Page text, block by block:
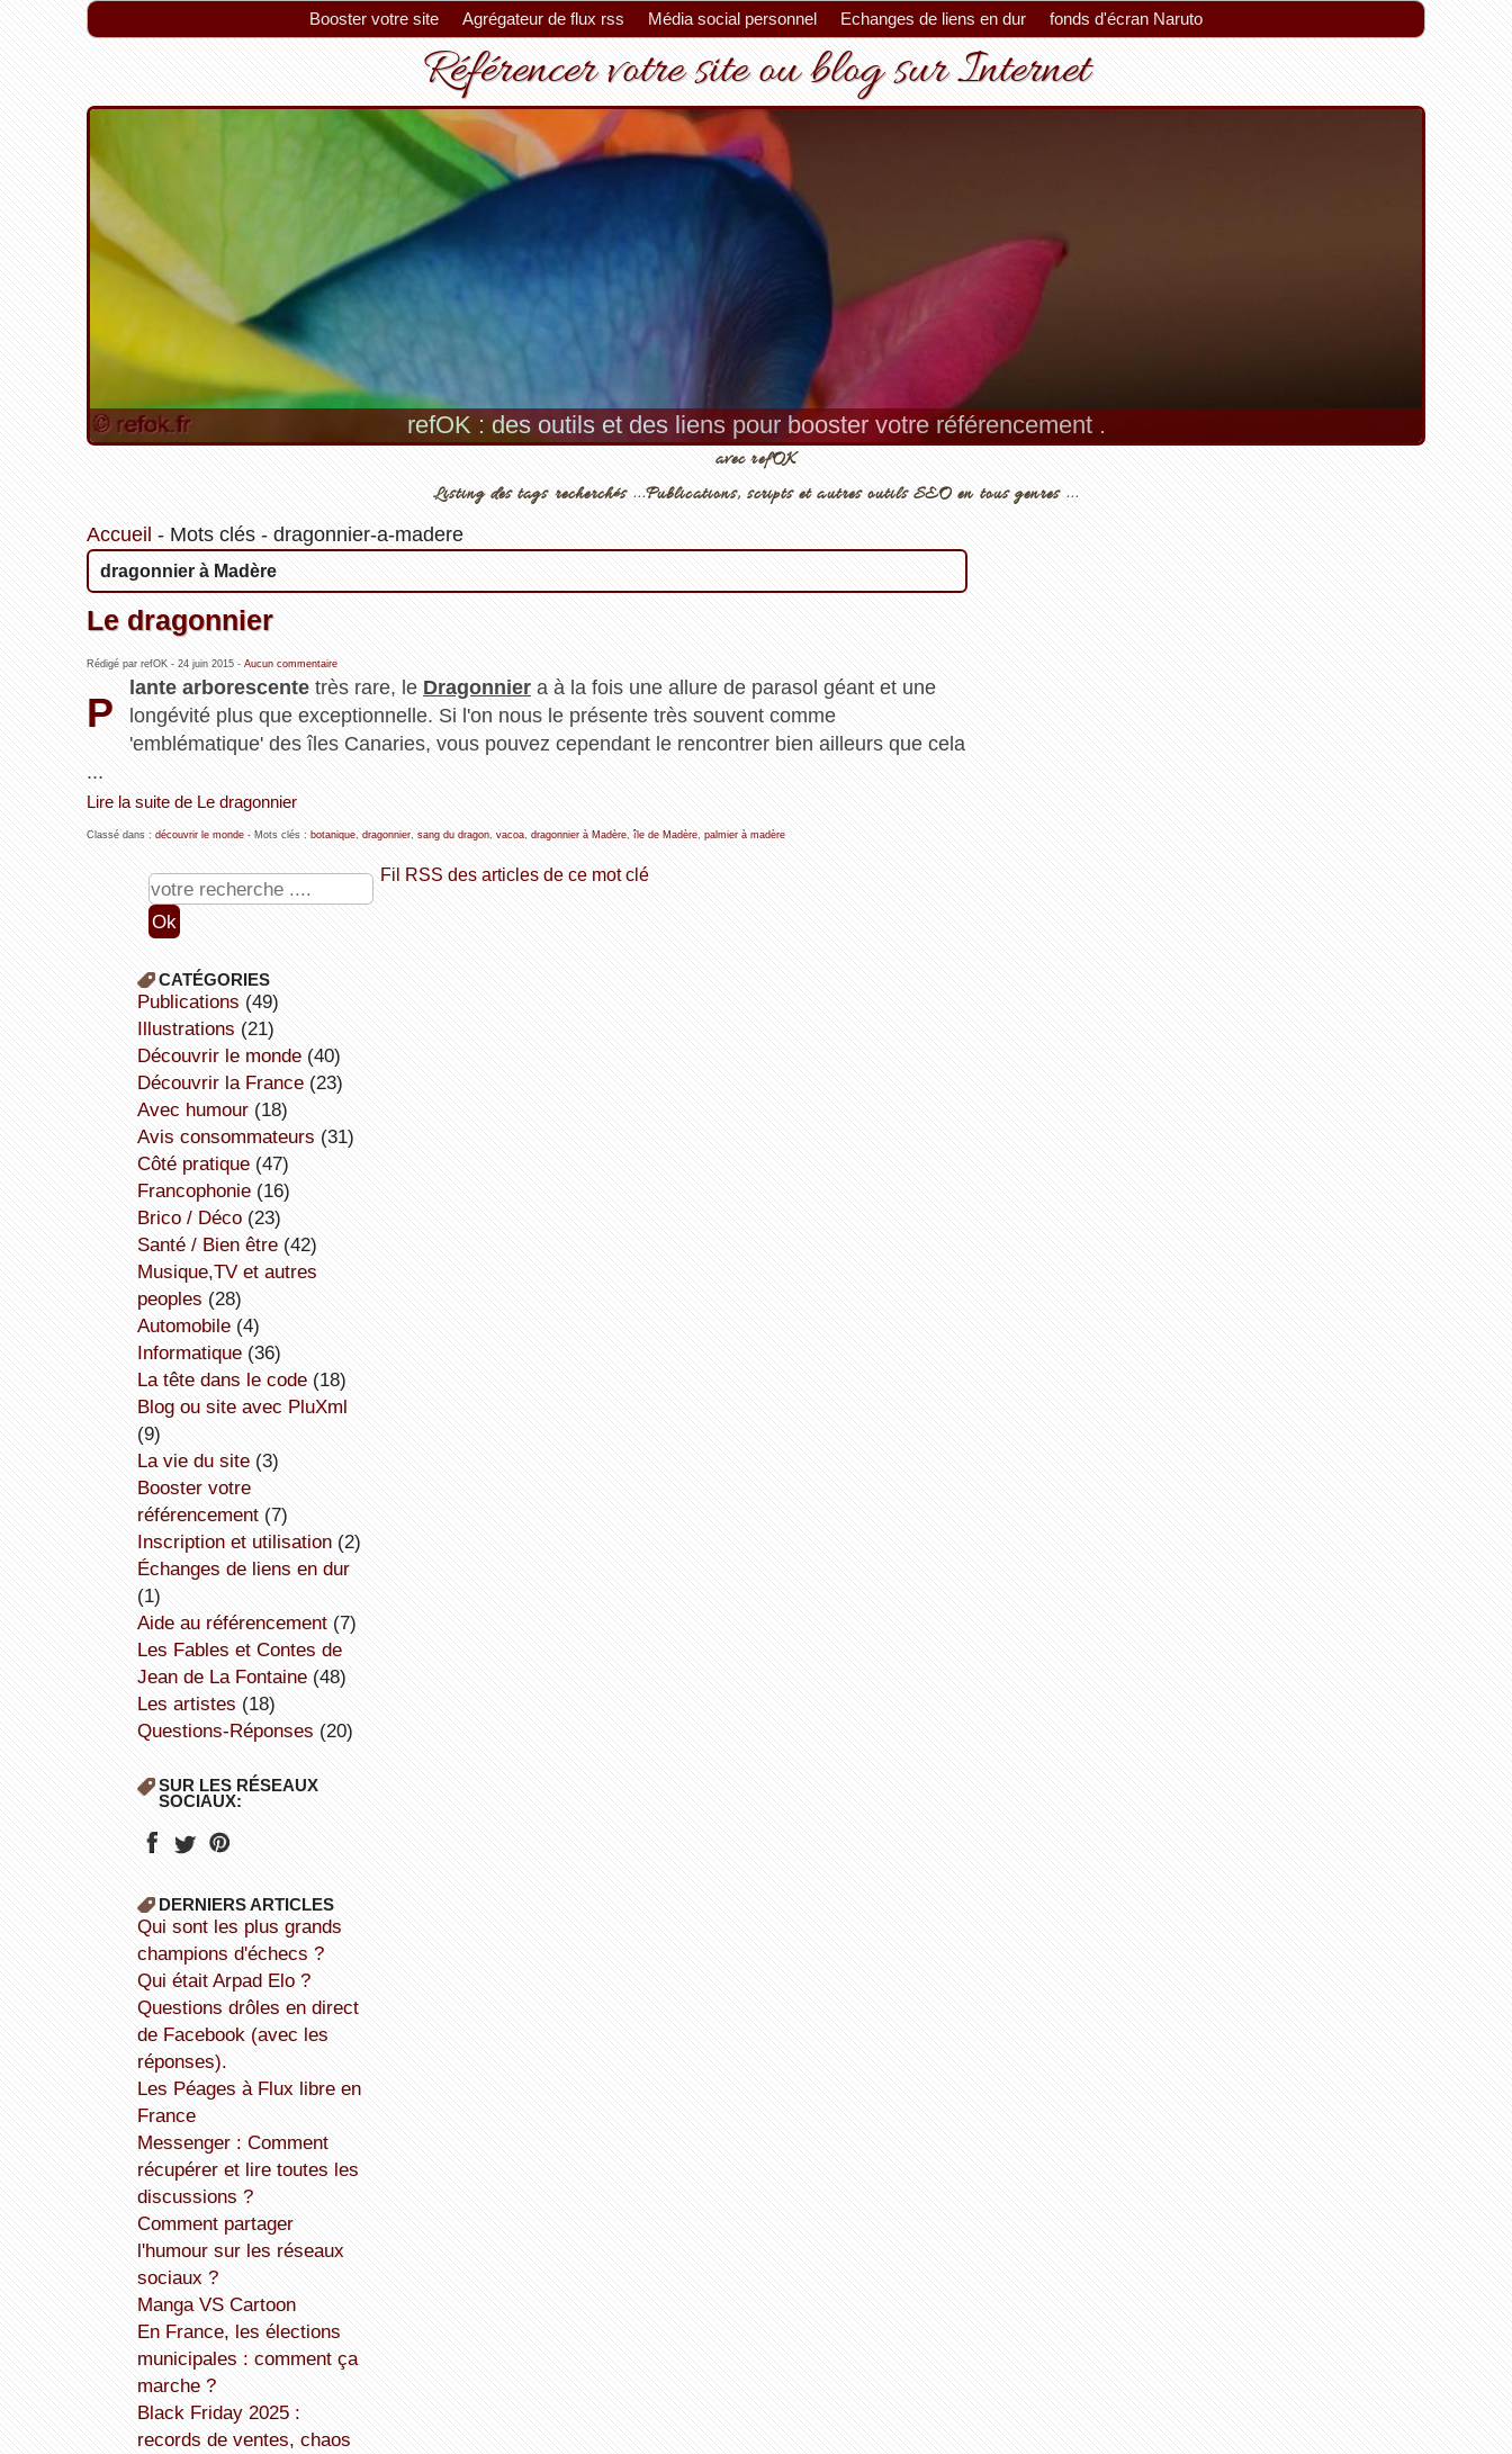
Booster votre site Agrégateur de flux rss Média social personnel Echanges de liens en dur fonds d'écran Naruto
Référencer votre site ou blog sur Internet
refOK : des outils et des liens pour booster votre référencement .
avec refOK
Listing des tags recherchés ...Publications, scripts et autres outils SEO en tous genres ...
Accueil - Mots clés- dragonnier-a-madere
dragonnier à Madère
Le dragonnier
Rédigé par refOK - 24 juin 2015- Aucun commentaire
P
lante arborescente très rare, le Dragonnier a à la fois une allure de parasol géant et une
longévité plus que exceptionnelle. Si l'on nous le présente très souvent comme
'emblématique' des îles Canaries, vous pouvez cependant le rencontrer bien ailleurs que cela
...
Lire la suite de Le dragonnier
Classé dans : découvrir le monde- Mots clés : botanique, dragonnier, sang du dragon, vacoa, dragonnier à Madère, île de Madère, palmier à madère
Fil RSS des articles de ce mot clé
CATÉGORIES
publications (49)
illustrations (21)
découvrir le monde(40)
découvrir la France(23)
avec humour(18)
avis consommateurs (31)
côté pratique(47)
Francophonie(16)
Brico / Déco(23)
Santé / Bien être(42)
Musique,TV et autres
peoples (28)
Automobile(4)
informatique(36)
la tête dans le code(18)
Blog ou site avec PluXml
(9)
la vie du site(3)
booster votre
référencement(7)
inscription et utilisation(2)
échanges de liens en dur
(1)
aide au référencement(7)
Les Fables et Contes de
Jean de La Fontaine(48)
Les artistes (18)
Questions-Réponses (20)
SUR LES RÉSEAUX
SOCIAUX:
DERNIERS ARTICLES
Qui sont les plus grands
champions d'échecs ?
Qui était Arpad Elo ?
Questions drôles en direct
de Facebook (avec les
réponses).
Les Péages à Flux libre en
France
Messenger : Comment
récupérer et lire toutes les
discussions ?
Comment partager
l'humour sur les réseaux
sociaux ?
Manga VS Cartoon
En France, les élections
municipales : comment ça
marche ?
Black Friday 2025 :
records de ventes, chaos